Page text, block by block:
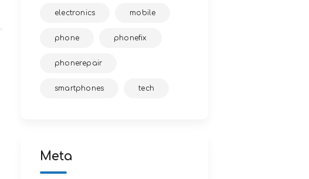
electronics mobile
phone phonefix
phonerepair
smartphones tech
Meta